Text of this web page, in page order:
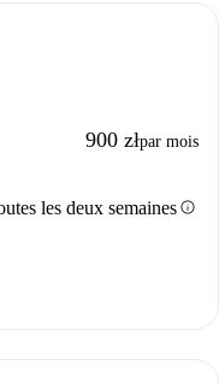
900 złpar mois
les deux semainesinfo